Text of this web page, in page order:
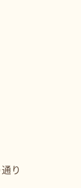
り